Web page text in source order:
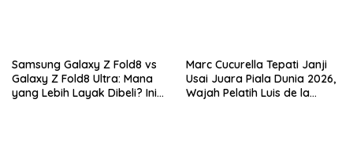
Samsung Galaxy Z Fold8 vs
Galaxy Z Fold8 Ultra: Mana
yang Lebih Layak Dibeli? Ini
Marc Cucurella Tepati Janji
Usai Juara Piala Dunia 2026,
Wajah Pelatih Luis de la